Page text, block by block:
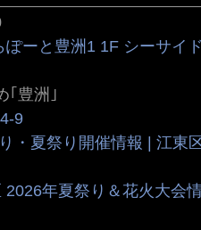
ぽーと豊洲1 1F シーサイ
｢豊洲｣
9
・夏祭り開催情報 | 江東
2026年夏祭り＆花火大会